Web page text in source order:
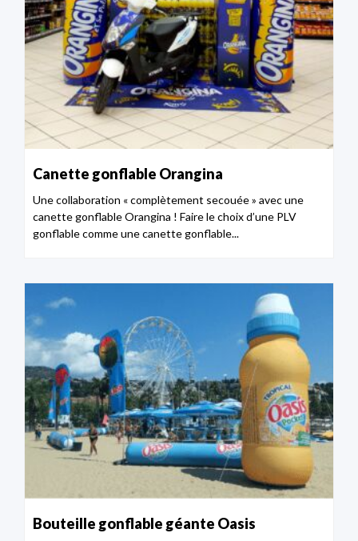
Canette gonflable Orangina
Une collaboration « complètement secouée » avec une
canette gonflable Orangina ! Faire le choix d’une PLV
gonflable comme une canette gonflable...
Bouteille gonflable géante Oasis